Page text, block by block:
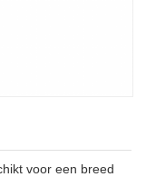
voor een breed